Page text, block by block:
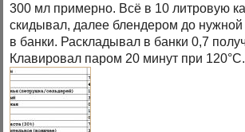
300 мл примерно. Всё в 10 литровую
скидывал, далее блендером до нужной
в банки. Раскладывал в банки 0,7
Клавировал паром 20 минут при 120°С.